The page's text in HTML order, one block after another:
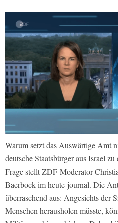
Warum setzt das Auswärtige Amt
deutsche Staatsbürger aus Israel
Frage stellt ZDF-Moderator
Baerbock im heute-journal. Die
überraschend aus: Angesichts der
Menschen herausholen müsste,